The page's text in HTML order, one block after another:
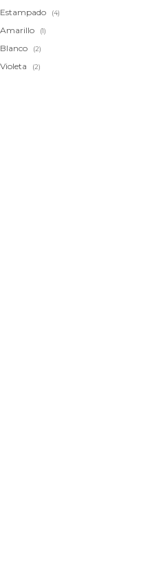
Estampado (4)
Amarillo (1)
Blanco (2)
Violeta (2)